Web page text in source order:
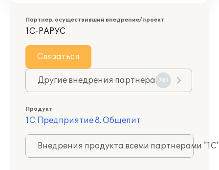
Партнер, осуществивший внедрение/проект
1С-РАРУС
Связаться
Другие внедрения партнера 761
Продукт
1С:Предприятие 8. Общепит
Внедрения продукта всеми партнерами